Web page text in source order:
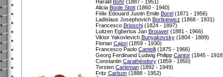
Harald Bohr(1887 - 1951)
Alicia Boole Stott(1860 - 1940)
Félix Edouard Justin Emile Borel(1871 - 1956)
Ladislaus Josephovich Bortkiewicz (1868 - 1931)
Francesco Brioschi(1824 - 1897)
Luitzen Egbertus Jan Brouwer(1881 - 1966)
Viktor Yakovlevich Bunyakovsky(1804 - 1889)
Florian Cajori(1859 - 1930)
Francesco Paolo Cantelli(1875 - 1966)
Georg Ferdinand Ludwig Philipp Cantor(1845 -
Constantin Carathéodory(1859 - 1950)
Torsten Carleman(1892 - 1949)
Fritz Carlson(1888 - 1952)